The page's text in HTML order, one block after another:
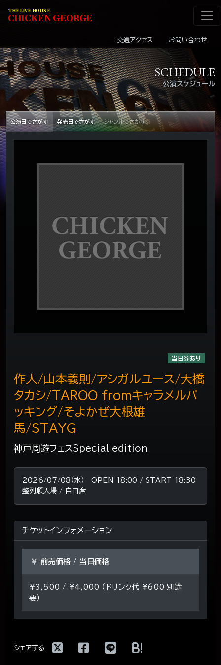
メインナビゲーショ
THE LIVE HOUSE
CHICKENGEORGE
交通アクセス お問い合わせ
公演スケジュール
SCHEDULE
公演日でさがす 発売日でさがす ジャンルでさがす
当日券あり
神戸周遊フェスSpecial edition
作人/山本義則/アシガルユース/大橋
タカシ/TAROO fromキャラメルパ
ッキング/そよかぜ大根雄
馬/STAYG
2026/07/08（水） OPEN 18:00 / START 18:30
整列順入場 / 自由席
チケットインフォメーション
前売価格 / 当日価格
¥3,500 / ¥4,000 （ドリンク代 ¥600 別途
要）
シェアする !